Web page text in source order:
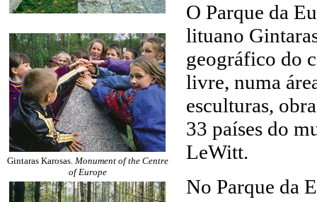
Gintaras Karosas. Monument of the Centre
of Europe
O Parque da
lituano
geográfico do
livre, numa
esculturas,
33 países do
LeWitt.
No Parque da